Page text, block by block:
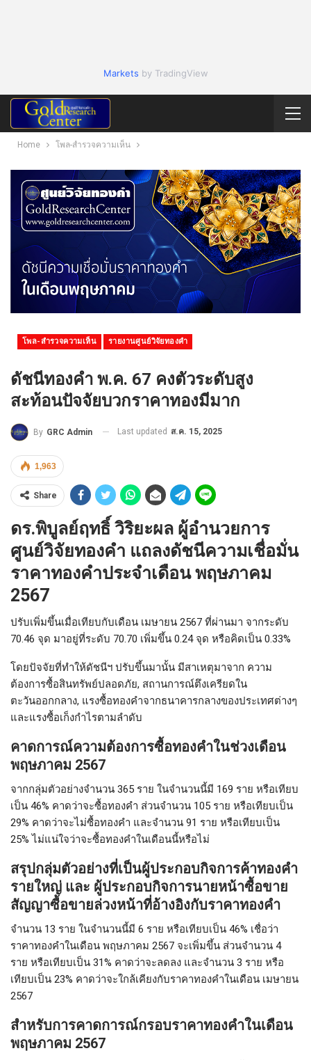
Markets by TradingView
Home โพล-สำรวจความเห็น
โพล-สำรวจความเห็น รายงานศูนย์วิจัยทองคำ
ดัชนีทองคำ พ.ค. 67 คงตัวระดับสูง
สะท้อนปัจจัยบวกราคาทองมีมาก
By GRC Admin Last updated ส.ค. 15, 2025
1,963
Share
ดร.พิบูลย์ฤทธิ์ วิริยะผล ผู้อำนวยการ
ศูนย์วิจัยทองคำ แถลงดัชนีความเชื่อมั่น
ราคาทองคำประจำเดือน พฤษภาคม
2567
ปรับเพิ่มขึ้นเมื่อเทียบกับเดือน เมษายน 2567 ที่ผ่านมา จากระดับ
70.46 จุด มาอยู่ที่ระดับ 70.70 เพิ่มขึ้น 0.24 จุด หรือคิดเป็น 0.33%
โดยปัจจัยที่ทำให้ดัชนีฯ ปรับขึ้นมานั้น มีสาเหตุมาจาก ความ
ต้องการซื้อสินทรัพย์ปลอดภัย, สถานการณ์ตึงเครียดใน
ตะวันออกกลาง, แรงซื้อทองคำจากธนาคารกลางของประเทศต่างๆ
และแรงซื้อเก็งกำไรตามลำดับ
คาดการณ์ความต้องการซื้อทองคำในช่วงเดือน
พฤษภาคม 2567
จากกลุ่มตัวอย่างจำนวน 365 ราย ในจำนวนนี้มี 169 ราย หรือเทียบ
เป็น 46% คาดว่าจะซื้อทองคำ ส่วนจำนวน 105 ราย หรือเทียบเป็น
29% คาดว่าจะไม่ซื้อทองคำ และจำนวน 91 ราย หรือเทียบเป็น
25% ไม่แน่ใจว่าจะซื้อทองคำในเดือนนี้หรือไม่
สรุปกลุ่มตัวอย่างที่เป็นผู้ประกอบกิจการค้าทองคำ
รายใหญ่ และ ผู้ประกอบกิจการนายหน้าซื้อขาย
สัญญาซื้อขายล่วงหน้าที่อ้างอิงกับราคาทองคำ
จำนวน 13 ราย ในจำนวนนี้มี 6 ราย หรือเทียบเป็น 46% เชื่อว่า
ราคาทองคำในเดือน พฤษภาคม 2567 จะเพิ่มขึ้น ส่วนจำนวน 4
ราย หรือเทียบเป็น 31% คาดว่าจะลดลง และจำนวน 3 ราย หรือ
เทียบเป็น 23% คาดว่าจะใกล้เคียงกับราคาทองคำในเดือน เมษายน
2567
สำหรับการคาดการณ์กรอบราคาทองคำในเดือน
พฤษภาคม 2567